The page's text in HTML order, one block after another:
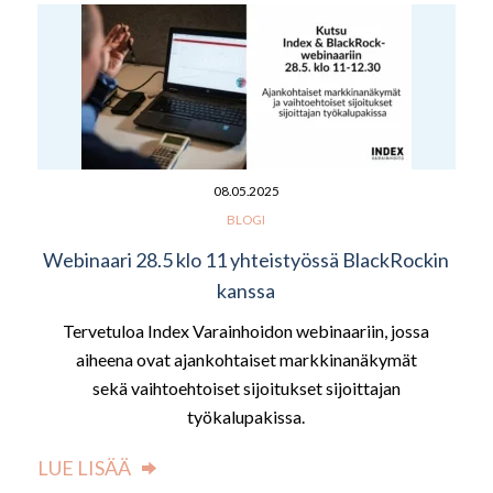
08.05.2025
BLOGI
Webinaari 28.5 klo 11 yhteistyössä BlackRockin
kanssa
Tervetuloa Index Varainhoidon webinaariin, jossa
aiheena ovat ajankohtaiset markkinanäkymät
sekä vaihtoehtoiset sijoitukset sijoittajan
työkalupakissa.
LUE LISÄÄ